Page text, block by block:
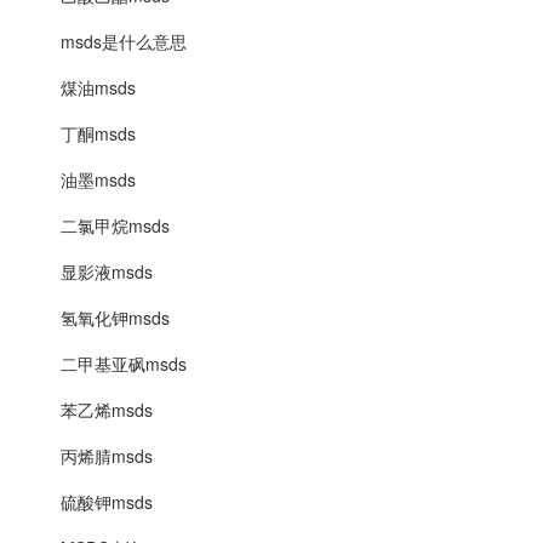
msds是什么意思
煤油msds
丁酮msds
油墨msds
二氯甲烷msds
显影液msds
氢氧化钾msds
二甲基亚砜msds
苯乙烯msds
丙烯腈msds
硫酸钾msds